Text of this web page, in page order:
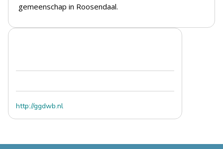
gemeenschap in Roosendaal.
http://ggdwb.nl